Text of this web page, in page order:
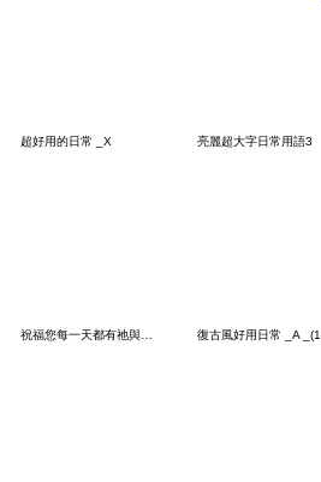
超好用的日常 _X 亮麗超大字日常用語3